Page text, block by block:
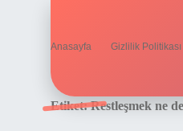
Anasayfa Gizlilik Politikası
Etiket:Restleşmek ne